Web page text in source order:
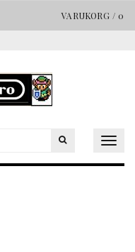
VARUKORG / 0